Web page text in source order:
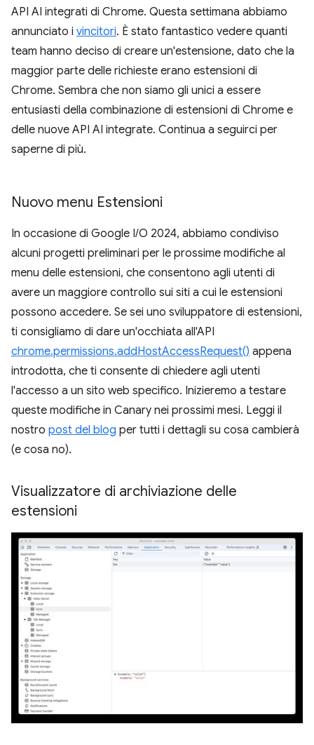
API AI integrati di Chrome. Questa settimana abbiamo
annunciato i vincitori. È stato fantastico vedere quanti
team hanno deciso di creare un'estensione, dato che la
maggior parte delle richieste erano estensioni di
Chrome. Sembra che non siamo gli unici a essere
entusiasti della combinazione di estensioni di Chrome e
delle nuove API AI integrate. Continua a seguirci per
saperne di più.
Nuovo menu Estensioni
In occasione di Google I/O 2024, abbiamo condiviso
alcuni progetti preliminari per le prossime modifiche al
menu delle estensioni, che consentono agli utenti di
avere un maggiore controllo sui siti a cui le estensioni
possono accedere. Se sei uno sviluppatore di estensioni,
ti consigliamo di dare un'occhiata all'API
chrome.permissions.addHostAccessRequest() appena
introdotta, che ti consente di chiedere agli utenti
l'accesso a un sito web specifico. Inizieremo a testare
queste modifiche in Canary nei prossimi mesi. Leggi il
nostro post del blog per tutti i dettagli su cosa cambierà
(e cosa no).
Visualizzatore di archiviazione delle
estensioni